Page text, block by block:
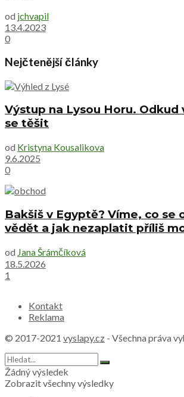
od jchvapil
13.4.2023
0
Nejčtenější články
Výstup na Lysou Horu. Odkud
se těšit
od Kristyna Kousalikova
9.6.2025
0
Bakšiš v Egyptě? Víme, co se
vědět a jak nezaplatit příliš
od Jana Šrámčíková
18.5.2026
1
Kontakt
Reklama
© 2017-2021 vyslapy.cz - Všechna práva
Žádný výsledek
Zobrazit všechny výsledky